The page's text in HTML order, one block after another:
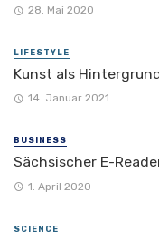
28. Mai 2020
LIFESTYLE
Kunst als
14. Januar 2021
BUSINESS
Sächsischer E-
1. April 2020
SCIENCE